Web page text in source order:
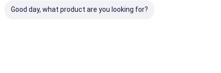
Good day, what product are you looking for?